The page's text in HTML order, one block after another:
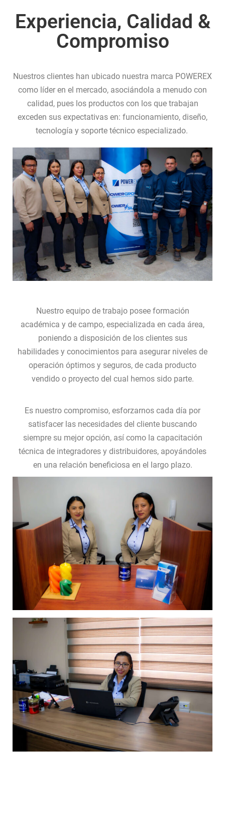
Experiencia, Calidad &
Compromiso
Nuestros clientes han ubicado nuestra marca POWEREX
como líder en el mercado, asociándola a menudo con
calidad, pues los productos con los que trabajan
exceden sus expectativas en: funcionamiento, diseño,
tecnología y soporte técnico especializado.
Nuestro equipo de trabajo posee formación
académica y de campo, especializada en cada área,
poniendo a disposición de los clientes sus
habilidades y conocimientos para asegurar niveles de
operación óptimos y seguros, de cada producto
vendido o proyecto del cual hemos sido parte.
Es nuestro compromiso, esforzarnos cada día por
satisfacer las necesidades del cliente buscando
siempre su mejor opción, así como la capacitación
técnica de integradores y distribuidores, apoyándoles
en una relación beneficiosa en el largo plazo.